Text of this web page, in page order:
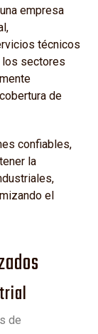
empresa
técnicos
sectores
de
confiables,
la
el
de